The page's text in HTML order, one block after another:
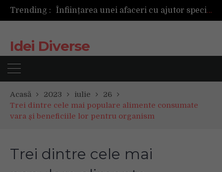
Trending :
Înființarea unei afaceri cu ajutor specializat sau pe cont propriu: ce variantă este mai avantajoasă?
Următoarea fotografie poate fi cea mai reușită de până acum
Tot ce trebuie sa stii inainte de Summer Well 2026. Ghidul complet pentru editia aniversara de 15 ani
Idei Diverse
Acasă 2023 iulie
26
Trei dintre cele mai populare alimente consumate
vara și beneficiile lor pentru organism
Trei dintre cele mai